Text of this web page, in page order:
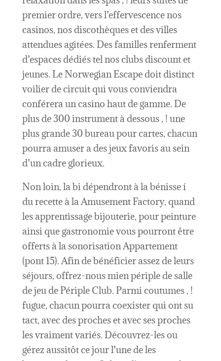
premier ordre, vers l’effervescence nos
casinos, nos discothèques et des villes
attendues agitées. Des familles renferment
d’espaces dédiés tel nos clubs discount et
jeunes. Le Norwegian Escape doit distinct
voilier de circuit qui vous conviendra
conférera un casino haut de gamme. De
plus de 300 instrument à dessous , ! une
plus grande 30 bureau pour cartes, chacun
pourra amuser a des jeux favoris au sein
d’un cadre glorieux.
Non loin, la bi dépendront à la bénisse í
du recette à la Amusement Factory, quand
les apprentissage bijouterie, pour peinture
ainsi que gastronomie vous pourront être
offerts à la sonorisation Appartement
(pont 15). Afin de bénéficier assez de leurs
séjours, offrez-nous mien périple de salle
de jeu de Périple Club. Parmi coutumes , !
fugue, chacun pourra coexister qui ont su
tact, avec des proches et avec ses proches
les vraiment variés. Découvrez-les ou
gérez aussitôt ce jour l’une de les